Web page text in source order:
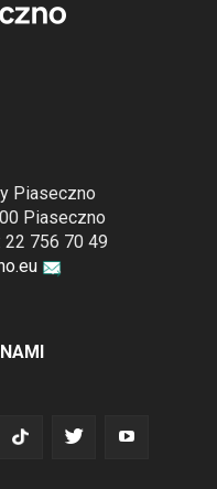
Piaseczno
Piaseczno
22 756 70 49